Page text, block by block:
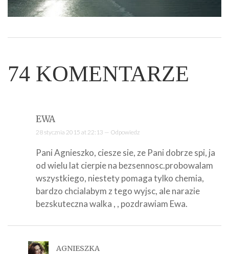
74 KOMENTARZE
EWA
28 stycznia 2015 at 22:13 — Odpowiedz
Pani Agnieszko, ciesze sie, ze Pani dobrze spi, ja
od wielu lat cierpie na bezsennosc.probowalam
wszystkiego, niestety pomaga tylko chemia,
bardzo chcialabym z tego wyjsc, ale narazie
bezskuteczna walka , , pozdrawiam Ewa.
AGNIESZKA